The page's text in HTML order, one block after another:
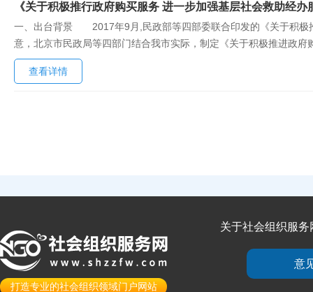
《关于积极推行政府购买服务 进一步加强基层社会救助经
一、出台背景 2017年9月,民政部等四部委联合印发的《关于积极
意，北京市民政局等四部门结合我市实际，制定《关于积极推进
务 1.购买主体。各区人民政府是购买社会救助服务的主体，民政
事项应包括但不限于基层经办各类社会救助工作时为精准识别救助
查看详情
打造专业的社会组织领域门户网站
关于社会组织服务
意